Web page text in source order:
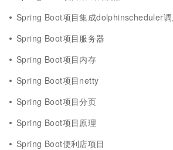
Spring Boot项目集成dolphinscheduler
Spring Boot项目服务器
Spring Boot项目内存
Spring Boot项目netty
Spring Boot项目分页
Spring Boot项目原理
Spring Boot便利店项目